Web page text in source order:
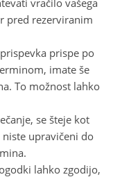
vračilo vašega
pred rezerviranim
prispe po
imate še
To možnost lahko
se šteje kot
upravičeni do
lahko zgodijo,